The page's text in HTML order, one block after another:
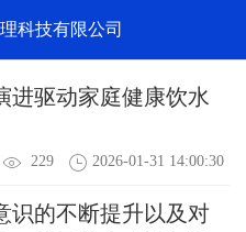
科技有限公司
进驱动家庭健康饮水
229 2026-01-31 14:00:30
识的不断提升以及对